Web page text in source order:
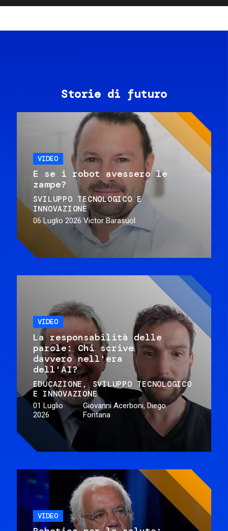
Storie di futuro
VIDEO
E se i robot avessero le
zampe?
SVILUPPO TECNOLOGICO E
INNOVAZIONE
06 Luglio 2026 Victor Barasuol
VIDEO
La responsabilità delle
parole: Chi scrive
davvero nell'era
dell'AI?
EDUCAZIONE
SVILUPPO TECNOLOGICO
E INNOVAZIONE
01 Luglio
2026
Giovanni Acerboni, Diego
Fontana
VIDEO